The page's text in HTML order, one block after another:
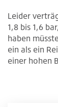
Leider
1,8 bis 1,6
haben
ein als ein
einer hohen